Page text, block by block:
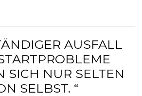
AUSFALL
SICH NUR SELTEN
SELBST. “